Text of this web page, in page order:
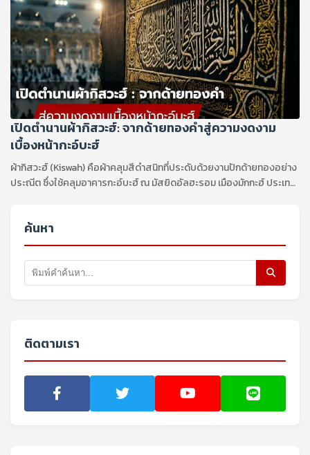
เปิดตำนานผ้ากิสวะฮ์: จากด้ายทองคำสู่ความงดงาม
เบื้องหน้ากะอ์บะฮ์
ผ้ากิสวะฮ์ (Kiswah) คือผ้าคลุมสีดำสนิทที่ประดับด้วยงานปักด้ายทองอย่าง
ประณีต ซึ่งใช้คลุมอาคารกะอ์บะฮ์ ณ มัสยิดอัลฮะรอม เมืองมักกะฮ์ ประเทศ
ค้นหา
ติดตามเรา